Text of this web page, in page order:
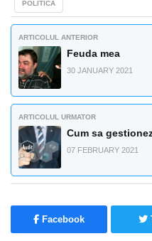
POLITICA
ARTICOLUL ANTERIOR
Feuda mea
30 JANUARY 2021
ARTICOLUL URMATOR
Cum sa
07 FEBRUARY 2021
Facebook